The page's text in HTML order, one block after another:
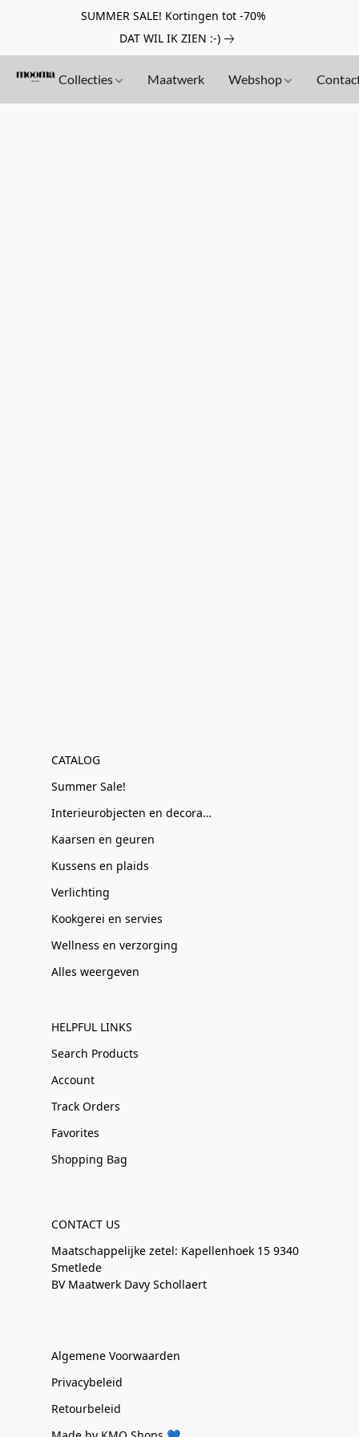
SUMMER SALE! Kortingen tot -70%
DAT WIL IK ZIEN :-)
Collecties Maatwerk Webshop
CATALOG
Summer Sale!
Interieurobjecten en decoratie
Kaarsen en geuren
Kussens en plaids
Verlichting
Kookgerei en servies
Wellness en verzorging
Alles weergeven
HELPFUL LINKS
Search Products
Account
Track Orders
Favorites
Shopping Bag
CONTACT US
Maatschappelijke zetel: Kapellenhoek 15 9340
Smetlede
BV Maatwerk Davy Schollaert
Algemene Voorwaarden
Privacybeleid
Retourbeleid